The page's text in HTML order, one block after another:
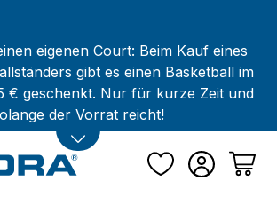
eigenen Court: Beim Kauf eines
gibt es einen Basketball im
€ geschenkt. Nur für kurze Zeit und
der Vorrat reicht!